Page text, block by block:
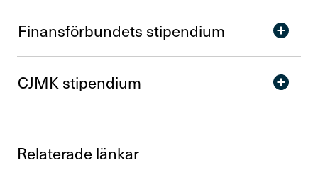
Finans­för­bun­dets stipen­dium
CJMK stipen­dium
Rela­te­rade länkar